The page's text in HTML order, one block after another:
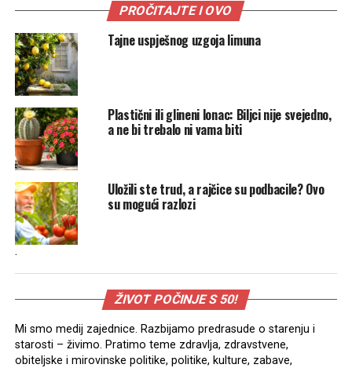
PROČITAJTE I OVO
Tajne uspješnog uzgoja limuna
Plastični ili glineni lonac: Biljci nije svejedno,
a ne bi trebalo ni vama biti
Uložili ste trud, a rajčice su podbacile? Ovo
su mogući razlozi
.
ŽIVOT POČINJE S 50!
Mi smo medij zajednice. Razbijamo predrasude o starenju i
starosti – živimo. Pratimo teme zdravlja, zdravstvene,
obiteljske i mirovinske politike, politike, kulture, zabave,